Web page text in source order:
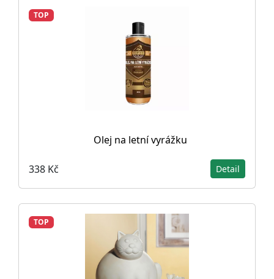
TOP
Olej na letní vyrážku
338 Kč Detail
TOP